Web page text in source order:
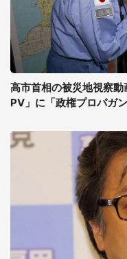
高市首相の被災地視察
PV」に「政権プロパガ